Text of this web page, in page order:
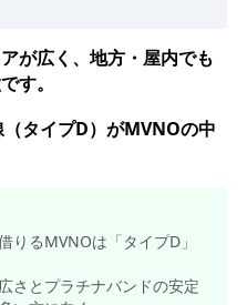
が広く、地方・屋内でも
す。
タイプD）がMVNOの中
りるMVNOは「タイプD」
さとプラチナバンドの安定